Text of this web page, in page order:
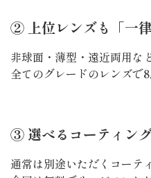
② 上位レンズも「一
非球面・薄型・遠近両用など
全てのグレードのレンズで
③ 選べるコーティング
通常は別途いただくコーテ